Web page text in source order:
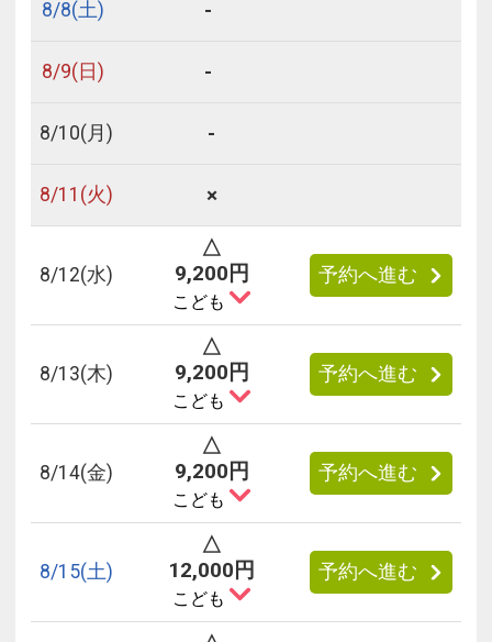
8/8(土) -
8/9(日) -
8/10(月) -
8/11 (火) ×
8/12(水)
△
9,200円
こども
予約へ進む
8/13(木)
△
9,200円
こども
予約へ進む
8/14(金)
△
9,200円
こども
予約へ進む
8/15(土)
△
12,000円
こども
予約へ進む